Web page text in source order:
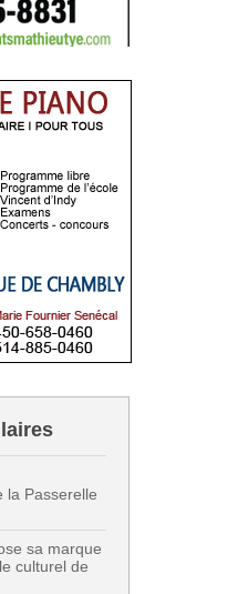
la Passerelle
sa marque
culturel de